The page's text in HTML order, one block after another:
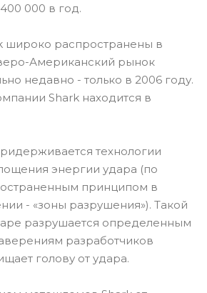
000 в год.
широко распространены в
Американский рынок
недавно - только в 2006 году.
Shark находится в
технологии
энергии удара (по
принципом в
- «зоны разрушения»). Такой
разрушается определенным
разработчиков
голову от удара.